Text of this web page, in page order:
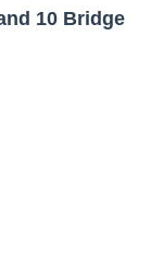
10 Bridge